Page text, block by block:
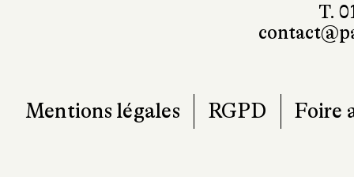
T.
Mentions légales RGPD Foire